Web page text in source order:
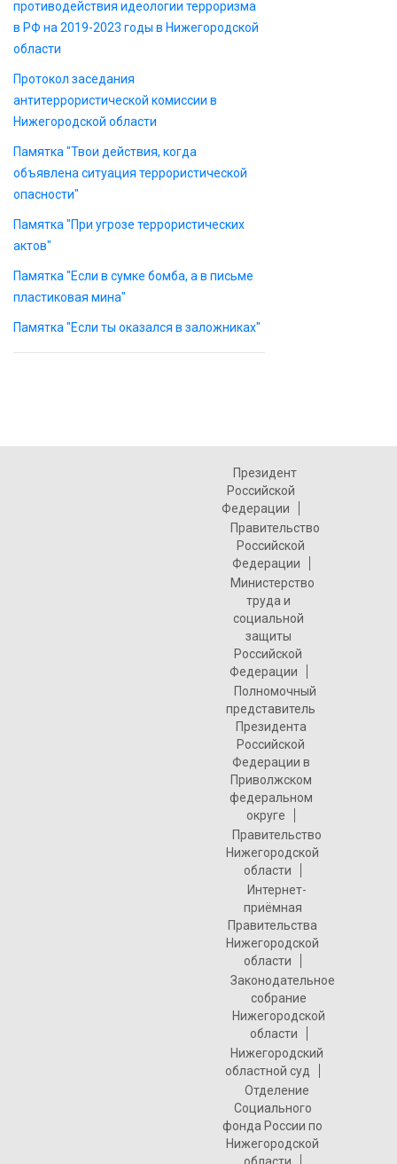
противодействия идеологии терроризма
в РФ на 2019-2023 годы в Нижегородской
области
Протокол заседания
антитеррористической комиссии в
Нижегородской области
Памятка "Твои действия, когда
объявлена ситуация террористической
опасности"
Памятка "При угрозе террористических
актов"
Памятка "Если в сумке бомба, а в письме
пластиковая мина"
Памятка "Если ты оказался в заложниках"
Президент
Российской
Федерации
Правительство
Российской
Федерации
Министерство
труда и
социальной
защиты
Российской
Федерации
Полномочный
представитель
Президента
Российской
Федерации в
Приволжском
федеральном
округе
Правительство
Нижегородской
области
Интернет-
приёмная
Правительства
Нижегородской
области
Законодательное
собрание
Нижегородской
области
Нижегородский
областной суд
Отделение
Социального
фонда России по
Нижегородской